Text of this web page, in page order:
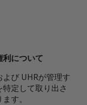
利について
び UHRが管理す
定して取り出さ
す。